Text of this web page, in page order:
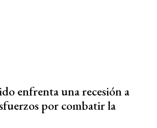
enfrenta una recesión a
por combatir la